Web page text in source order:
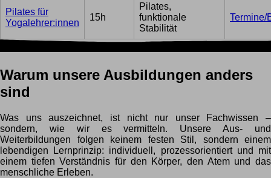
Pilates für
Yogalehrer:innen
15h
Pilates,
funktionale
Stabilität
Termine/
Warum unsere Ausbildungen anders
sind
Was uns auszeichnet, ist nicht nur unser Fachwissen –
sondern, wie wir es vermitteln. Unsere Aus- und
Weiterbildungen folgen keinem festen Stil, sondern einem
lebendigen Lernprinzip: individuell, prozessorientiert und mit
einem tiefen Verständnis für den Körper, den Atem und das
menschliche Erleben.